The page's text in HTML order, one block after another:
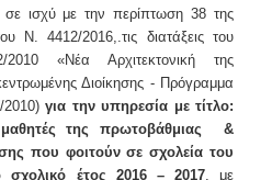
σε ισχύ με την περίπτωση 38 της
4412/2016,.τις διατάξεις του
«Νέα Αρχιτεκτονική της
Διοίκησης - Πρόγραμμα
2010)για την υπηρεσία με τίτλο:
της πρωτοβάθμιας &
που φοιτούν σε σχολεία του
σχολικό έτος 2016 – 2017, με